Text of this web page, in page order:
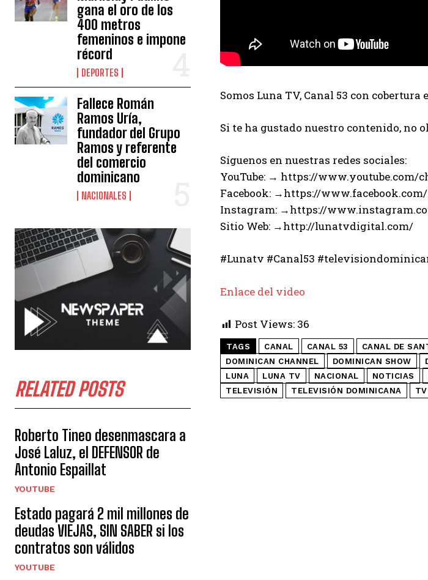
gana el oro de los
400 metros
femeninos e impone
récord
DEPORTES
Fallece Román
Ramos Uría,
fundador del Grupo
Ramos y referente
del comercio
dominicano
NACIONALES
RELATED POSTS
Roberto Tineo desenmascara a
José Laluz, el DEFENSOR de
Antonio Espaillat
YOUTUBE
Estado pagará 2 mil millones de
deudas VIEJAS, SIN SABER si los
contratos son válidos
YOUTUBE
Somos Luna TV, Canal 53 con
Si te ha gustado nuestro contenido, no
Síguenos en nuestras redes sociales:
YouTube: → https://
Facebook: →https://
Instagram: →https://
Sitio Web: →http://lunatvdigital.com/
#Lunatv #Canal53
Enlace del video
Post Views: 36
TAGS CANAL CANAL 53 CANAL DE
DOMINICAN CHANNEL
DOMINICAN SHOW
LUNA
LUNA TV NACIONAL NOTICIAS
TELEVISIÓN
TELEVISIÓN DOMINICANA TV